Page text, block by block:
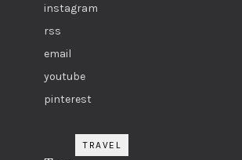
instagram
rss
email
youtube
pinterest
TRAVEL